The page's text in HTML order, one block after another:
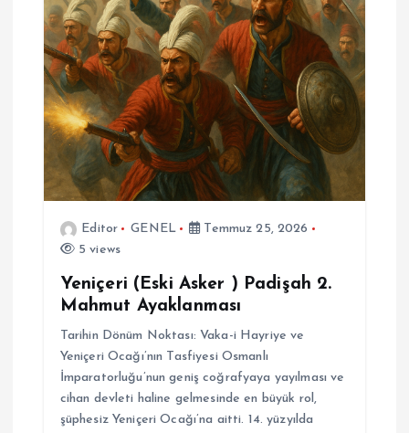
Editor GENEL
Temmuz 25, 2026
5 views
Yeniçeri (Eski Asker ) Padişah 2.
Mahmut Ayaklanması
Tarihin Dönüm Noktası: Vaka-i Hayriye ve
Yeniçeri Ocağı’nın Tasfiyesi Osmanlı
İmparatorluğu’nun geniş coğrafyaya yayılması ve
cihan devleti haline gelmesinde en büyük rol,
şüphesiz Yeniçeri Ocağı’na aitti. 14. yüzyılda